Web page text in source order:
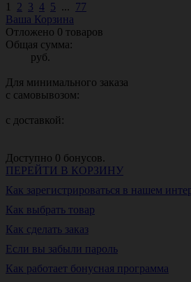
1 2 3 4 5 ... 77
Ваша Корзина
Отложено 0 товаров
Общая сумма:
руб.
Для минимального заказа
с самовывозом:
с доставкой:
Доступно 0 бонусов.
ПЕРЕЙТИ В КОРЗИНУ
Как зарегистрироваться в нашем
Как выбрать товар
Как сделать заказ
Если вы забыли пароль
Как работает бонусная программа